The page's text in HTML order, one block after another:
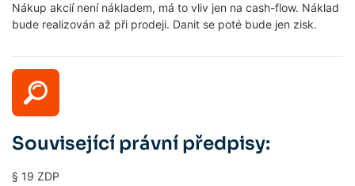
Nákup akcií není nákladem, má to vliv jen na cash-flow. Náklad
bude realizován až při prodeji. Danit se poté bude jen zisk.
Související právní předpisy:
§ 19 ZDP